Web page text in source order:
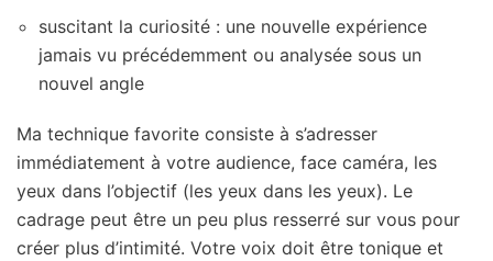
suscitant la curiosité : une nouvelle expérience
jamais vu précédemment ou analysée sous un
nouvel angle
Ma technique favorite consiste à s’adresser
immédiatement à votre audience, face caméra, les
yeux dans l’objectif (les yeux dans les yeux). Le
cadrage peut être un peu plus resserré sur vous pour
créer plus d’intimité. Votre voix doit être tonique et